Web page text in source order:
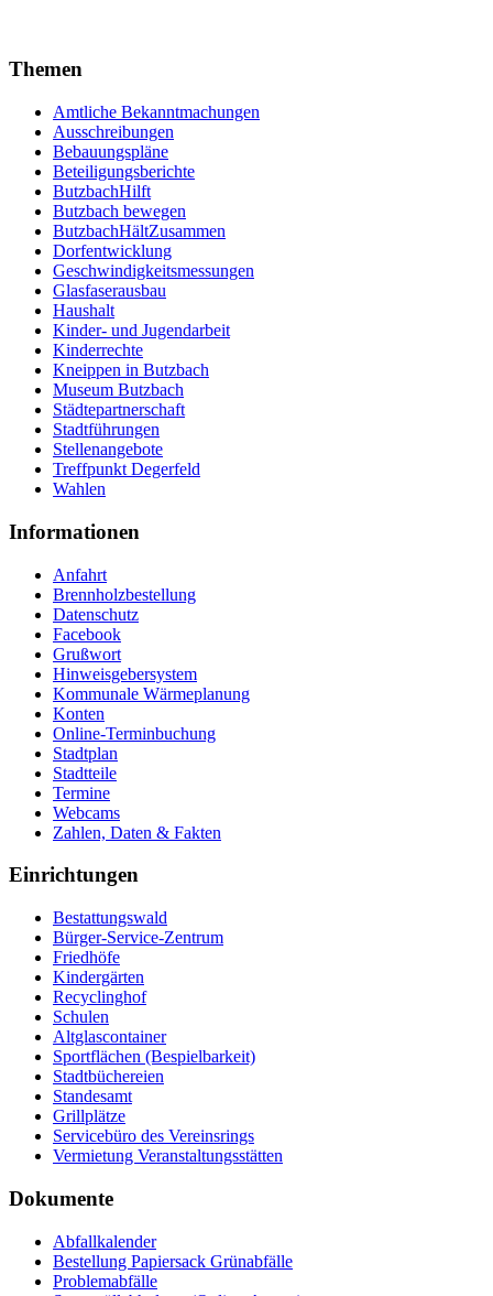
Themen
Amtliche Bekanntmachungen
Ausschreibungen
Bebauungspläne
Beteiligungsberichte
ButzbachHilft
Butzbach bewegen
ButzbachHältZusammen
Dorfentwicklung
Geschwindigkeitsmessungen
Glasfaserausbau
Haushalt
Kinder- und Jugendarbeit
Kinderrechte
Kneippen in Butzbach
Museum Butzbach
Städtepartnerschaft
Stadtführungen
Stellenangebote
Treffpunkt Degerfeld
Wahlen
Informationen
Anfahrt
Brennholzbestellung
Datenschutz
Facebook
Grußwort
Hinweisgebersystem
Kommunale Wärmeplanung
Konten
Online-Terminbuchung
Stadtplan
Stadtteile
Termine
Webcams
Zahlen, Daten & Fakten
Einrichtungen
Bestattungswald
Bürger-Service-Zentrum
Friedhöfe
Kindergärten
Recyclinghof
Schulen
Altglascontainer
Sportflächen (Bespielbarkeit)
Stadtbüchereien
Standesamt
Grillplätze
Servicebüro des Vereinsrings
Vermietung Veranstaltungsstätten
Dokumente
Abfallkalender
Bestellung Papiersack Grünabfälle
Problemabfälle